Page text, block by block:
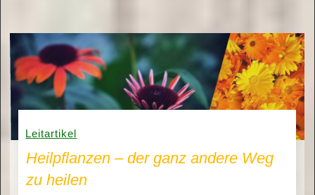
Leitartikel
Heilpflanzen – der ganz andere Weg
zu heilen